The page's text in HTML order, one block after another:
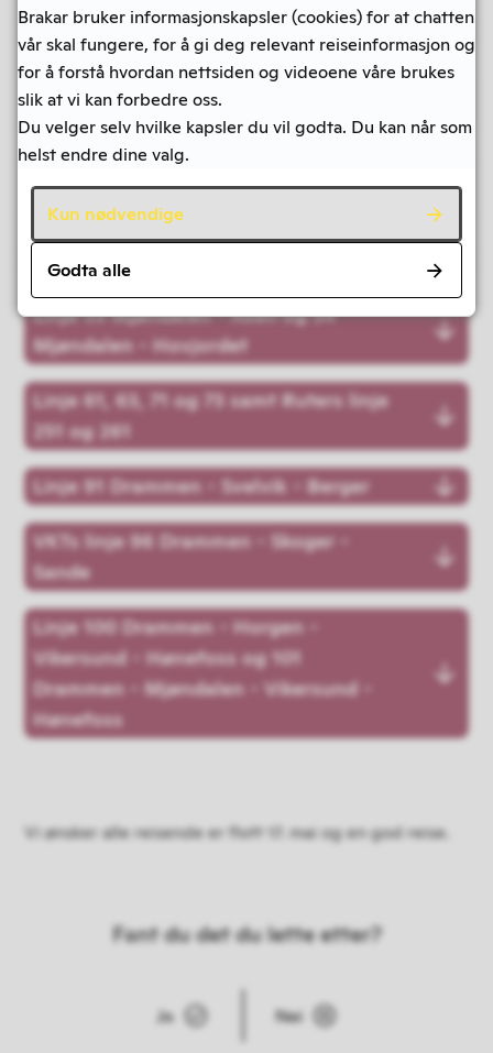
Linje 15 Austad skog - Strøtvet
Linje 22 Drammen - Konnerud -
Svingen/Andorsrud
Eikerdelet
Linje 52 Drammen - Mjøndalen
Linje 53 Mjøndalen - Åsen og 54
Mjøndalen - Hovjordet
Linje 61, 63, 71 og 73 samt Ruters linje
251 og 261
Linje 91 Drammen - Svelvik - Berger
VKTs linje 96 Drammen - Skoger -
Sande
Linje 100 Drammen - Horgen -
Vikersund - Hønefoss og 101
Drammen - Mjøndalen - Vikersund -
Hønefoss
Vi ønsker alle reisende er flott 17. mai og en god reise.
Fant du det du lette etter?
Ja Nei
Brakar bruker informasjonskapsler (cookies) for at chatten
vår skal fungere, for å gi deg relevant reiseinformasjon og
for å forstå hvordan nettsiden og videoene våre brukes
slik at vi kan forbedre oss.
Du velger selv hvilke kapsler du vil godta. Du kan når som
helst endre dine valg.
Kun nødvendige
Godta alle